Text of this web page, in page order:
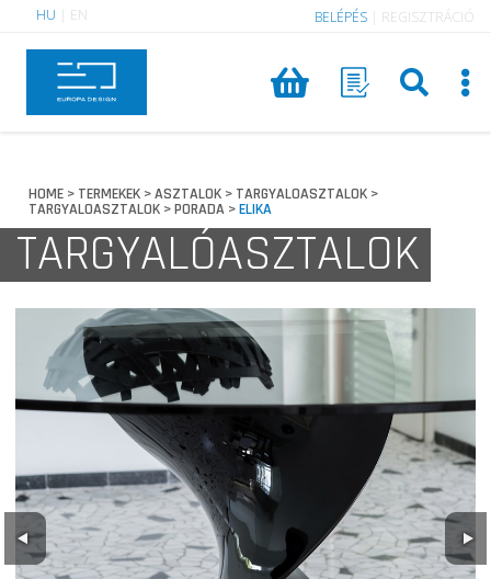
HU EN BELÉPÉS REGISZTRÁCIÓ
HOME > TERMEKEK >ASZTALOK > TARGYALOASZTALOK >
TARGYALOASZTALOK >PORADA >ELIKA
TARGYALÓASZTALOK